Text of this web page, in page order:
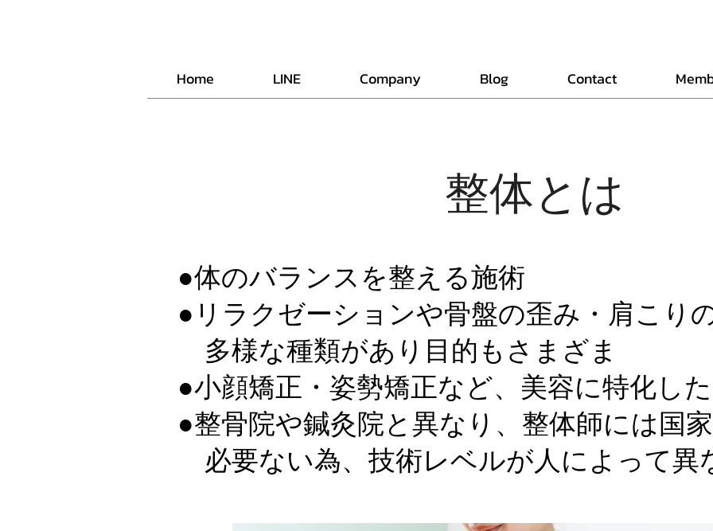
Home LINE Company Blog Contact
​整体とは
●体のバランスを整える施術
●リラクゼーションや骨盤の歪み・肩こり
多様な種類があり目的もさまざま
●小顔矯正・姿勢矯正など、美容に特化し
●整骨院や鍼灸院と異なり、整体師には国
必要ない為、技術レベルが人によって異